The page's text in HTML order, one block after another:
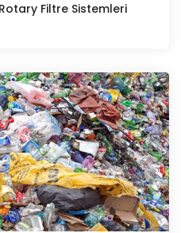
Rotary Filtre Sistemleri